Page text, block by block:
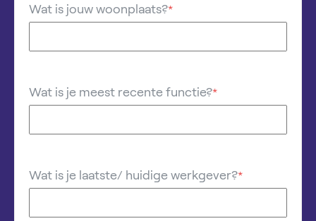
Wat is jouw woonplaats?*
Wat is je meest recente functie?*
Wat is je laatste/ huidige werkgever?*